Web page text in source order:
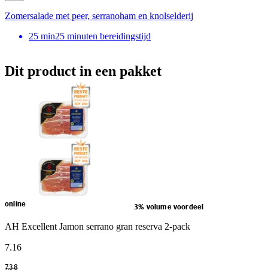
Zomersalade met peer, serranoham en knolselderij
25 min25 minuten bereidingstijd
Dit product in een pakket
online 3% volume voordeel
AH Excellent Jamon serrano gran reserva 2-pack
7.16
7.38